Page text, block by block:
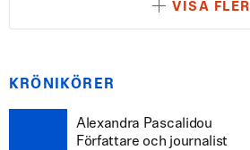
VISA FLER
KRÖNIKÖRER
Alexandra Pascalidou
Författare och journalist